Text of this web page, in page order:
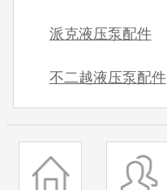
派克液压泵配件
不二越液压泵配件